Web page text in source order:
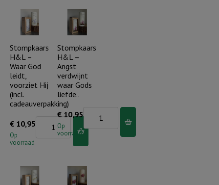
11,75)
ben
je
bloem)
incl.
Stompkaars
H&L –
Waar God
leidt,
voorziet Hij
(incl.
cadeauverpakking)
€ 10,95
Op
voorraad
Stompkaars
God
Stompkaars
H&L –
Angst
verdwijnt
waar Gods
liefde..
€ 10,95
Op
voorraad
Stompkaars
H&L
verdwijnt
waar